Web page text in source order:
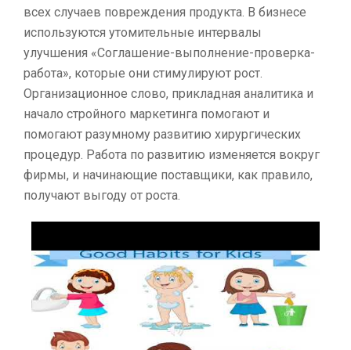
всех случаев повреждения продукта. В бизнесе
используются утомительные интервалы
улучшения «Соглашение-выполнение-проверка-
работа», которые они стимулируют рост.
Организационное слово, прикладная аналитика и
начало стройного маркетинга помогают и
помогают разумному развитию хирургических
процедур. Работа по развитию изменяется вокруг
фирмы, и начинающие поставщики, как правило,
получают выгоду от роста.